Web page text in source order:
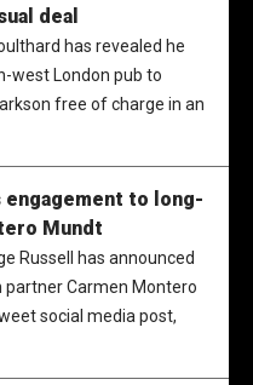
deal
has revealed he
west London pub to
free of charge in an
engagement to long-
Mundt
Russell has announced
Carmen Montero
social media post,